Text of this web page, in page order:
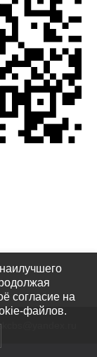
согласие на
файлов.